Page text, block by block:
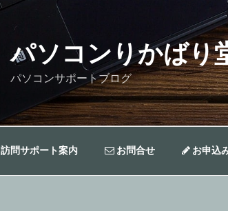
パソコンりかばり
パソコンサポートブログ
訪問サポート案内 お問合せ お申込